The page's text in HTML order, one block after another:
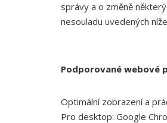
správy a o změně
nesouladu uvedených
Podporované webové
Optimální zobrazení a
Pro desktop: Google